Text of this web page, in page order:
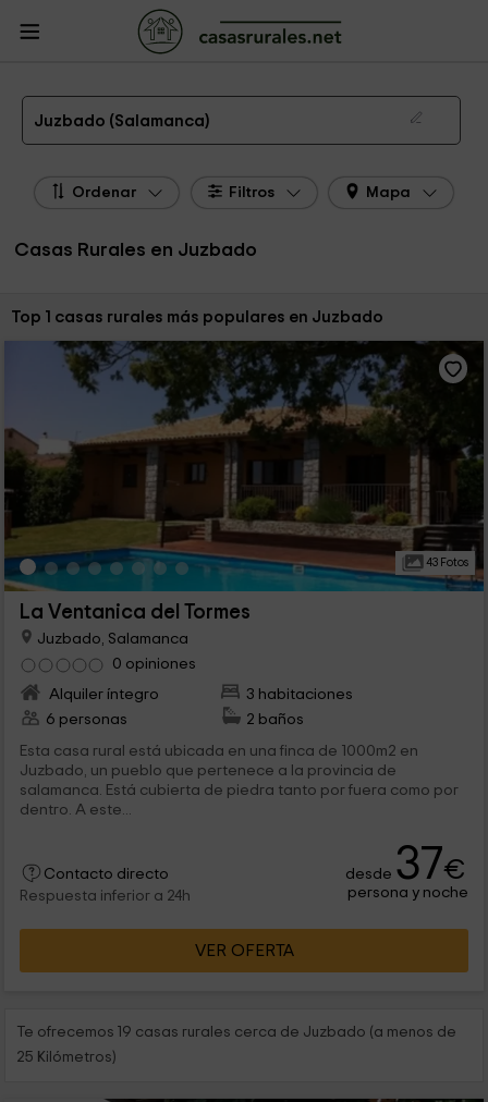
Casas Rurales
Rurales Salamanca
Casas Rurales Juzbado
Las 1 mejores casas rurales en Juzbado de 2026
Juzbado (Salamanca)
Ordenar Filtros Mapa
Casas Rurales en Juzbado
Ordenar por:
Top 1 casas rurales más populares en Juzbado
43 Fotos
La Ventanica del Tormes
Juzbado, Salamanca
0 opiniones
Alquiler íntegro
3 habitaciones
6 personas
2 baños
Esta casa rural está ubicada en una finca de 1000m2 en
Juzbado, un pueblo que pertenece a la provincia de
salamanca. Está cubierta de piedra tanto por fuera como por
dentro. A este...
Contacto directo
Respuesta inferior a 24h
desde 37€
persona y noche
VER OFERTA
Te ofrecemos 19 casas rurales cerca de Juzbado (a menos de
25 Kilómetros)